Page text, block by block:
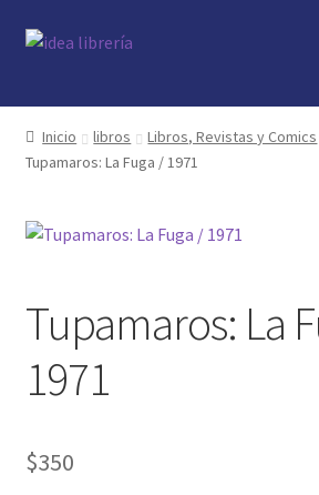
Ir
Ir
Inicio
contacto
libros
nosotros
novedades
preguntas
Inicio libros Libros, Revistas y Comics
Tupamaros: La Fuga / 1971
Tupamaros: La
1971
$350